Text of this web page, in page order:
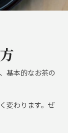
基本的なお茶の
変わります。ぜ